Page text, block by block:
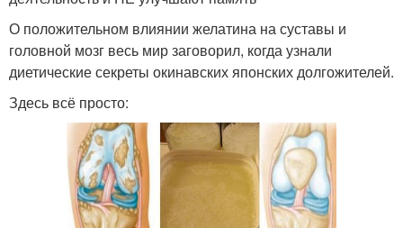
О положительном влиянии желатина на суставы и
головной мозг весь мир заговорил, когда узнали
диетические секреты окинавских японских долгожителей.
Здесь всё просто: